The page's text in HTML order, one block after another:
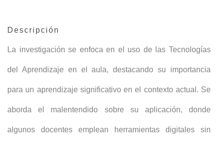
Descripción
La investigación se enfoca en el uso de las Tecnologías
del Aprendizaje en el aula, destacando su importancia
para un aprendizaje significativo en el contexto actual. Se
aborda el malentendido sobre su aplicación, donde
algunos docentes emplean herramientas digitales sin